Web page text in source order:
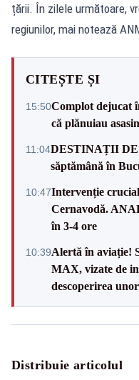
țării. În zilele următoare,
regiunilor, mai notează
CITEȘTE ȘI
15:50Complot dejucat
că plănuiau
11:04DESTINAȚII DE
săptămână în
10:47Intervenție
Cernavodă.
în 3-4 ore
10:39Alertă în aviație!
MAX, vizate de
descoperirea
Distribuie articolul